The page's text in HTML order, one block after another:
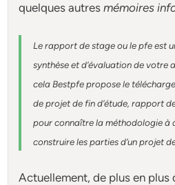
quelques autresmémoires
Le rapport de stage ou le pfe est
synthèse et d’évaluation de votre
cela Bestpfepropose le
de projet de fin d’étude, rapport
pour connaître la méthodologie à
construire les parties d’un projet
Actuellement, de plus en plus